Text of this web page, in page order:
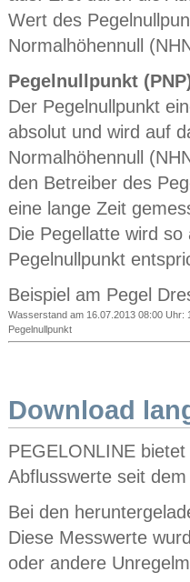
Wert des
Normalhöhennull
Pegelnullpunkt
Der Pegelnullpunkt
absolut und wird auf
Normalhöhennull
den Betreiber des
eine lange Zeit
Die Pegellatte wird
Pegelnullpunkt
Beispiel am Pegel
Wasserstand am 16.07.2013 08:00 Uhr:
Pegelnullpunkt
Download
PEGELONLINE
Abflusswerte seit
Bei den
Diese Messwerte
oder andere